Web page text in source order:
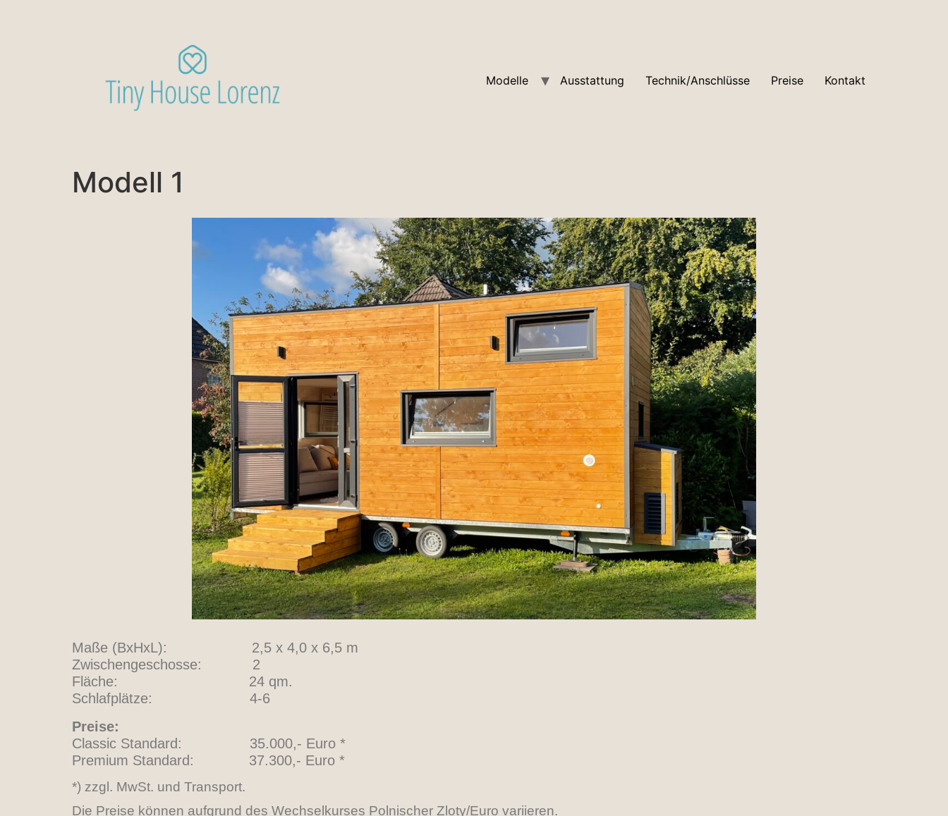
Modelle Ausstattung Technik/Anschlüsse Preise Kontakt
Modell 1
Maße (BxHxL): 2,5 x 4,0 x 6,5 m
Zwischengeschosse: 2
Fläche: 24 qm.
Schlafplätze: 4-6
Preise:
Classic Standard: 35.000,- Euro *
Premium Standard: 37.300,- Euro *
*) zzgl. MwSt. und Transport.
Die Preise können aufgrund des Wechselkurses Polnischer Zloty/Euro variieren.